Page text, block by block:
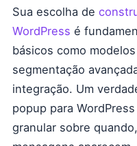
Sua escolha de
WordPress é
básicos como
segmentação
integração. Um
popup para
granular sobre